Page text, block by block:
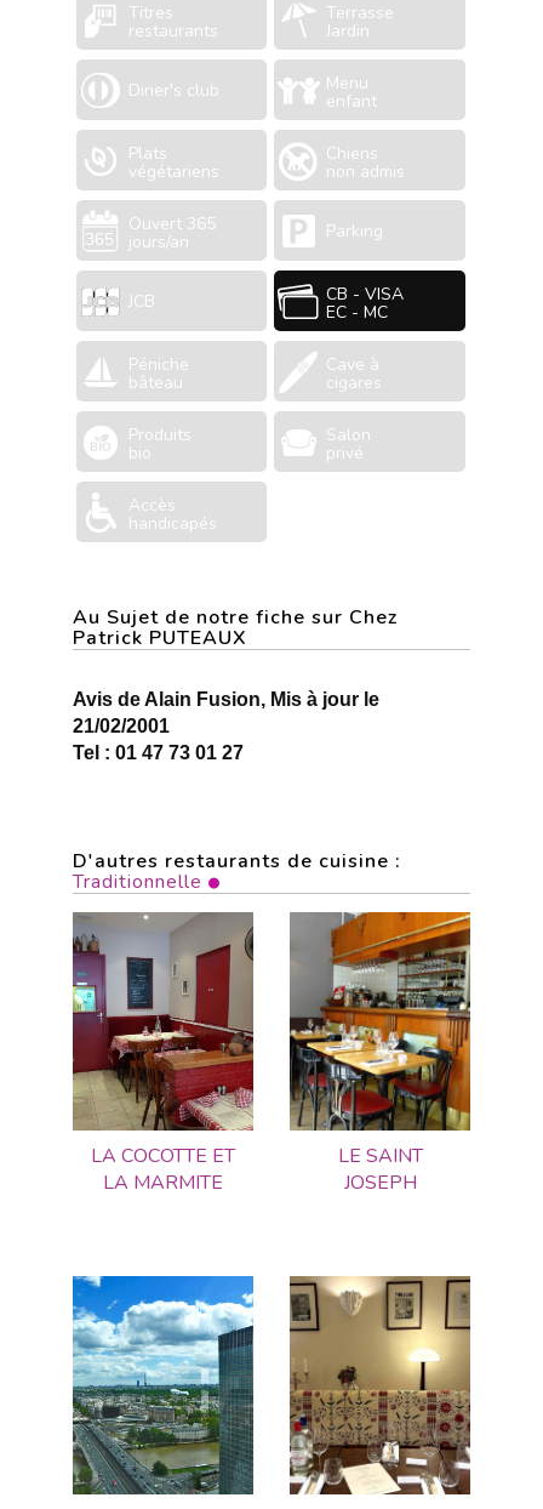
Titres
restaurants
Terrasse
Jardin
Diner's club Menu
enfant
Plats
végétariens
Chiens
non admis
Ouvert 365
jours/an Parking
JCB CB - VISA
EC - MC
Péniche
bâteau
Cave à
cigares
Produits
bio
Salon
privé
Accès
handicapés
Au Sujet de notre fiche sur Chez
Patrick PUTEAUX
Avis de Alain Fusion, Mis à jour le
21/02/2001
Tel : 01 47 73 01 27
D'autres restaurants de cuisine :
Traditionnelle
LA COCOTTE ET
LA MARMITE
LE SAINT
JOSEPH